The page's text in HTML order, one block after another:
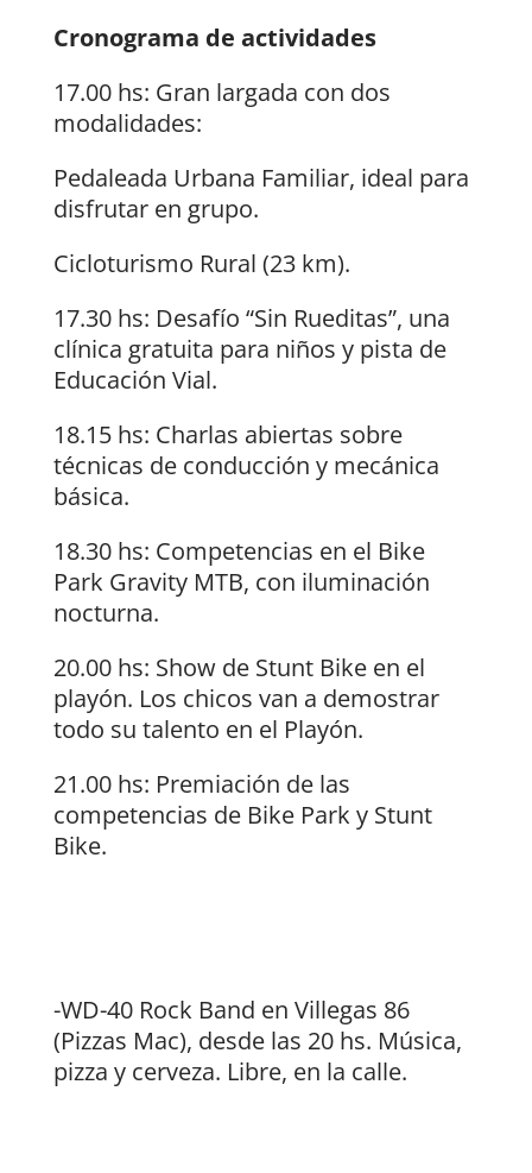
Cronograma de actividades
17.00 hs: Gran largada con dos
modalidades:
Pedaleada Urbana Familiar, ideal para
disfrutar en grupo.
Cicloturismo Rural (23 km).
17.30 hs: Desafío “Sin Rueditas”, una
clínica gratuita para niños y pista de
Educación Vial.
18.15 hs: Charlas abiertas sobre
técnicas de conducción y mecánica
básica.
18.30 hs: Competencias en el Bike
Park Gravity MTB, con iluminación
nocturna.
20.00 hs: Show de Stunt Bike en el
playón. Los chicos van a demostrar
todo su talento en el Playón.
21.00 hs: Premiación de las
competencias de Bike Park y Stunt
Bike.
-WD-40 Rock Band en Villegas 86
(Pizzas Mac), desde las 20 hs. Música,
pizza y cerveza. Libre, en la calle.